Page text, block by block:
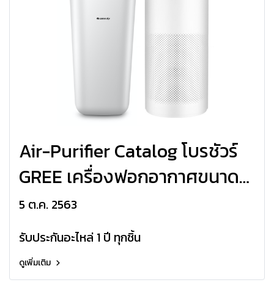
Air-Purifier Catalog โบรชัวร์
GREE เครื่องฟอกอากาศขนาด
Air-Purifier
5 ต.ค. 2563
รับประกันอะไหล่ 1 ปี ทุกชิ้น
ดูเพิ่มเติม